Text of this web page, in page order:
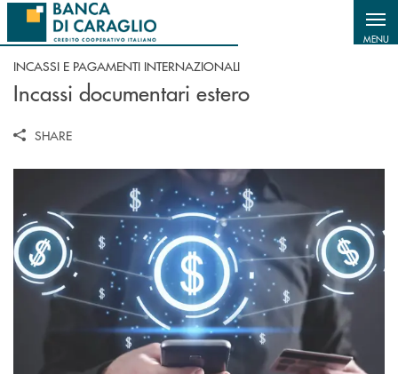
Salta al contenuto principale
MENU
INCASSI E PAGAMENTI INTERNAZIONALI
Incassi documentari estero
SHARE